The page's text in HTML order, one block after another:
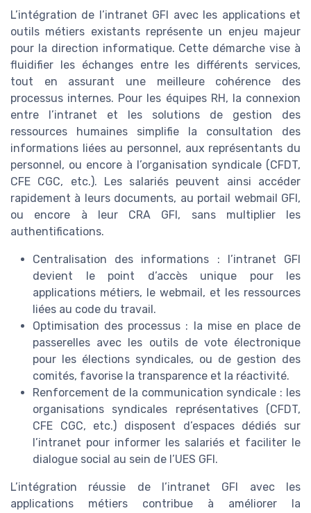
L’intégration de l’intranet GFI avec les applications et
outils métiers existants représente un enjeu majeur
pour la direction informatique. Cette démarche vise à
fluidifier les échanges entre les différents services,
tout en assurant une meilleure cohérence des
processus internes. Pour les équipes RH, la connexion
entre l’intranet et les solutions de gestion des
ressources humaines simplifie la consultation des
informations liées au personnel, aux représentants du
personnel, ou encore à l’organisation syndicale (CFDT,
CFE CGC, etc.). Les salariés peuvent ainsi accéder
rapidement à leurs documents, au portail webmail GFI,
ou encore à leur CRA GFI, sans multiplier les
authentifications.
Centralisation des informations : l’intranet GFI
devient le point d’accès unique pour les
applications métiers, le webmail, et les ressources
liées au code du travail.
Optimisation des processus : la mise en place de
passerelles avec les outils de vote électronique
pour les élections syndicales, ou de gestion des
comités, favorise la transparence et la réactivité.
Renforcement de la communication syndicale : les
organisations syndicales représentatives (CFDT,
CFE CGC, etc.) disposent d’espaces dédiés sur
l’intranet pour informer les salariés et faciliter le
dialogue social au sein de l’UES GFI.
L’intégration réussie de l’intranet GFI avec les
applications métiers contribue à améliorer la